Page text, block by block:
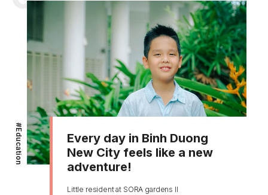
#
Education
Every day in Binh Duong
New City feels like a new
adventure!
Little resident at SORA gardens II